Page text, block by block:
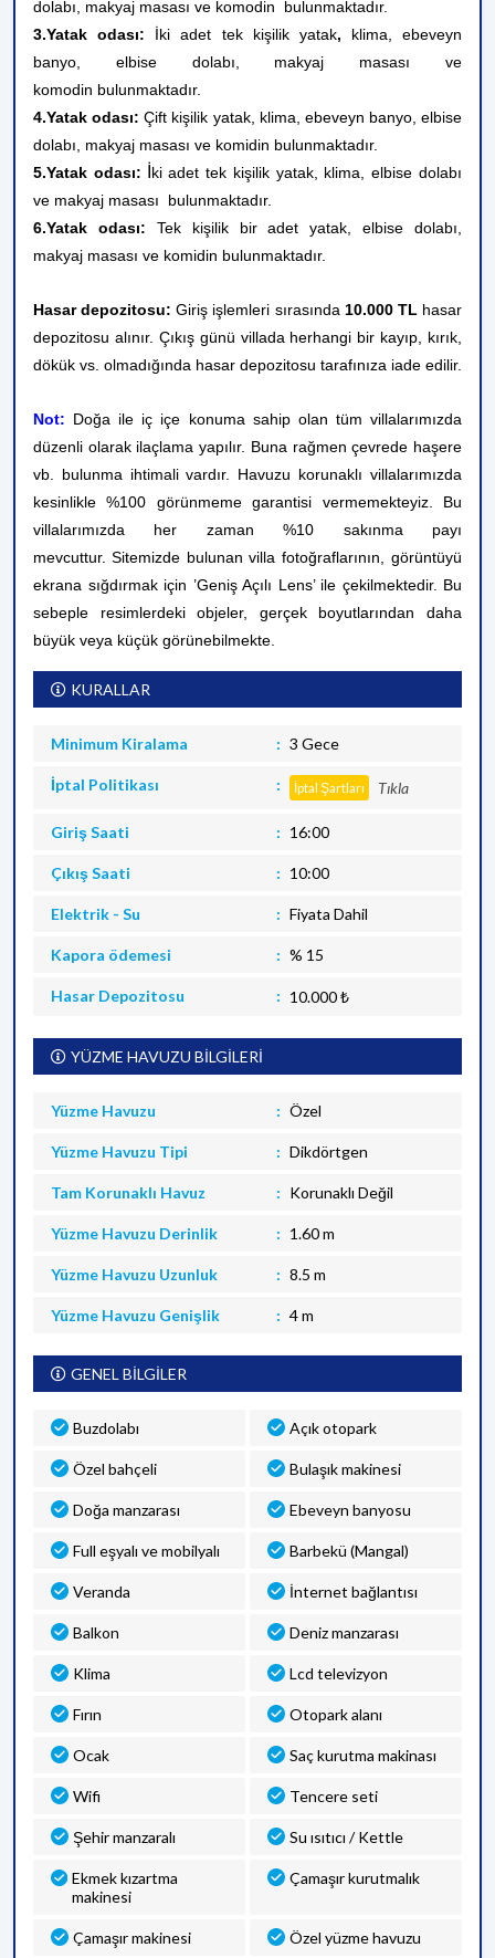
dolabı, makyaj masası ve komodin
bulunmaktadır.
3.Yatak odası: İki adet tek kişilik yatak, klima, ebeveyn
banyo, elbise dolabı, makyaj masası ve
komodin bulunmaktadır.
4.Yatak odası:Çift kişilik yatak, klima, ebeveyn banyo, elbise
dolabı, makyaj masası ve komidin bulunmaktadır.
5.Yatak odası: İki adet tek kişilik yatak, klima, elbise dolabı
ve makyaj masası
bulunmaktadır.
6.Yatak odası: Tek kişilik bir adet yatak, elbise dolabı,
makyaj masası ve komidin bulunmaktadır.
Hasar depozitosu: Giriş işlemleri sırasında 10.000 TL hasar
depozitosu alınır. Çıkış günü villada herhangi bir kayıp, kırık,
dökük vs. olmadığında hasar depozitosu tarafınıza iade edilir.
Not: Doğa ile iç içe konuma sahip olan tüm villalarımızda
düzenli olarak ilaçlama yapılır. Buna rağmen çevrede haşere
vb. bulunma ihtimali vardır. Havuzu korunaklı villalarımızda
kesinlikle %100 görünmeme garantisi vermemekteyiz. Bu
villalarımızda her zaman %10 sakınma payı
mevcuttur. Sitemizde bulunan villa fotoğraflarının, görüntüyü
ekrana sığdırmak için ’Geniş Açılı Lens’ ile çekilmektedir. Bu
sebeple resimlerdeki objeler, gerçek boyutlarından daha
büyük veya küçük görünebilmekte.
KURALLAR
Minimum Kiralama 3 Gece
İptal Politikası İptal Şartları Tıkla
Giriş Saati 16:00
Çıkış Saati 10:00
Elektrik - Su Fiyata Dahil
Kapora ödemesi % 15
Hasar Depozitosu 10.000 ₺
YÜZME HAVUZU BİLGİLERİ
Yüzme Havuzu Özel
Yüzme Havuzu Tipi Dikdörtgen
Tam Korunaklı Havuz Korunaklı Değil
Yüzme Havuzu Derinlik 1.60 m
Yüzme Havuzu Uzunluk 8.5 m
Yüzme Havuzu Genişlik 4 m
GENEL BİLGİLER
Buzdolabı Açık otopark
Özel bahçeli Bulaşık makinesi
Doğa manzarası Ebeveyn banyosu
Full eşyalı ve mobilyalı Barbekü (Mangal)
Veranda İnternet bağlantısı
Balkon Deniz manzarası
Klima Lcd televizyon
Fırın Otopark alanı
Ocak Saç kurutma makinası
Wifi Tencere seti
Şehir manzaralı Su ısıtıcı / Kettle
Ekmek kızartma
makinesi
Çamaşır kurutmalık
Çamaşır makinesi Özel yüzme havuzu